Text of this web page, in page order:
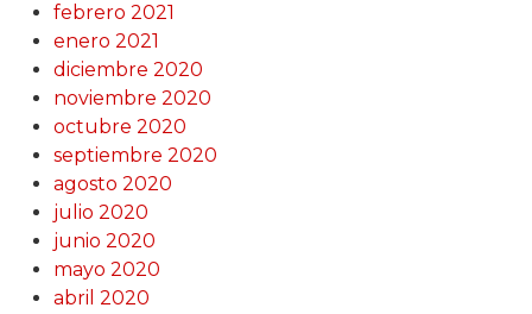
febrero 2021
enero 2021
diciembre 2020
noviembre 2020
octubre 2020
septiembre 2020
agosto 2020
julio 2020
junio 2020
mayo 2020
abril 2020